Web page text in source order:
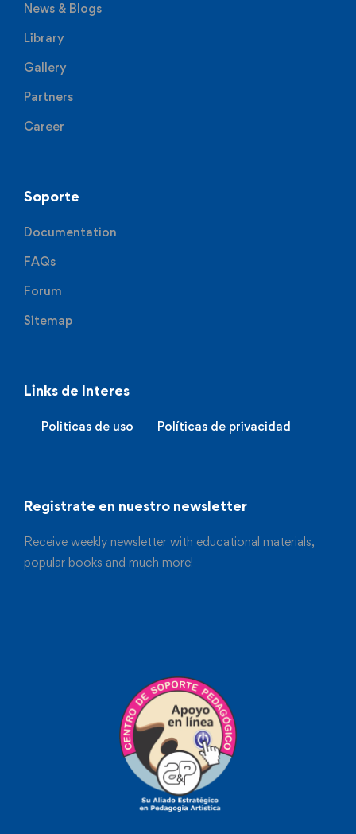
News & Blogs
Library
Gallery
Partners
Career
Soporte
Documentation
FAQs
Forum
Sitemap
Links de Interes
Politicas de uso Políticas de privacidad
Registrate en nuestro newsletter
Receive weekly newsletter with educational materials,
popular books and much more!